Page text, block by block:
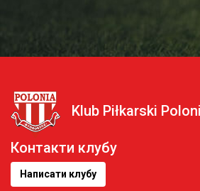
Klub Piłkarski
Контакти клубу
Написати клубу